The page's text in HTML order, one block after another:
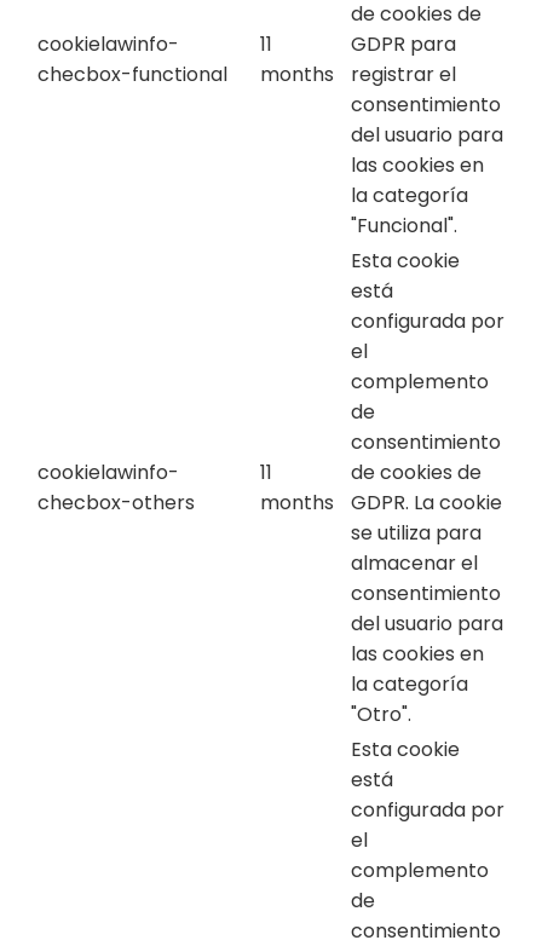
cookielawinfo-
checbox-functional
11
months
de cookies de
GDPR para
registrar el
consentimiento
del usuario para
las cookies en
la categoría
"Funcional".
cookielawinfo-
checbox-others
11
months
Esta cookie
está
configurada por
el
complemento
de
consentimiento
de cookies de
GDPR. La cookie
se utiliza para
almacenar el
consentimiento
del usuario para
las cookies en
la categoría
"Otro".
Esta cookie
está
configurada por
el
complemento
de
consentimiento